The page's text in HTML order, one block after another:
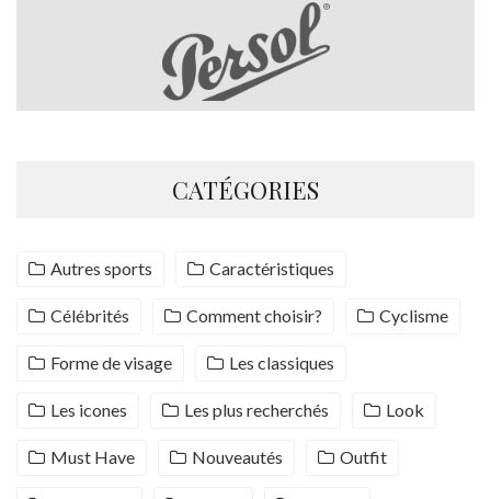
CATÉGORIES
Autres sports Caractéristiques
Célébrités Comment choisir? Cyclisme
Forme de visage Les classiques
Les icones Les plus recherchés Look
Must Have Nouveautés Outfit